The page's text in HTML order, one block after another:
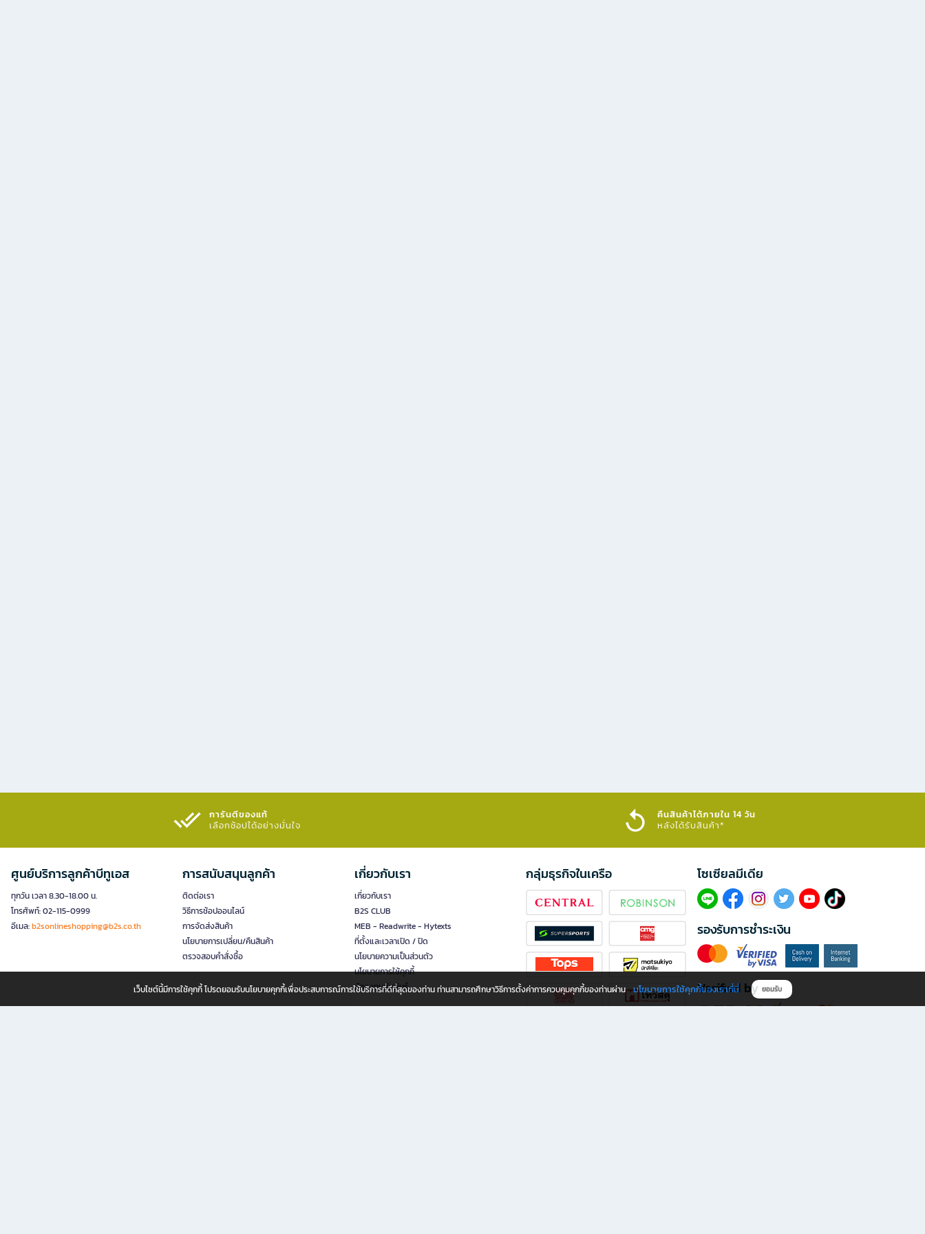
การันตีของแท้
เลือกช้อปได้อย่างมั่นใจ​
คืนสินค้าได้ภายใน 14 วัน
หลังได้รับสินค้า*
ศูนย์บริการลูกค้าบีทูเอส
ทุกวัน เวลา 8.30-18.00 น.
โทรศัพท์: 02-115-0999
อีเมล:b2sonlineshopping@b2s.co.th
การสนับสนุนลูกค้า
ติดต่อเรา
วิธีการช้อปออนไลน์
การจัดส่งสินค้า
นโยบายการเปลี่ยน/คืนสินค้า
ตรวจสอบคำสั่งซื้อ
เกี่ยวกับเรา
เกี่ยวกับเรา
B2S CLUB
MEB - Readwrite - Hytexts
ที่ตั้งและเวลาเปิด / ปิด
นโยบายความเป็นส่วนตัว
นโยบายการใช้คุกกี้
นักลงทุนสัมพันธ์
กลุ่มธุรกิจในเครือ โซเซียลมีเดีย​
รองรับการชำระเงิน
Verified by
เว็บไซต์นี้มีการใช้คุกกี้ โปรดยอมรับนโยบายคุกกี้เพื่อประสบการณ์การใช้บริการที่ดีที่สุดของท่าน ท่านสามารถศึกษาวิธีการตั้งค่าการควบคุมคุกกี้ของท่านผ่าน นโยบายการใช้คุกกี้ของเราที่นี่ ยอมรับ